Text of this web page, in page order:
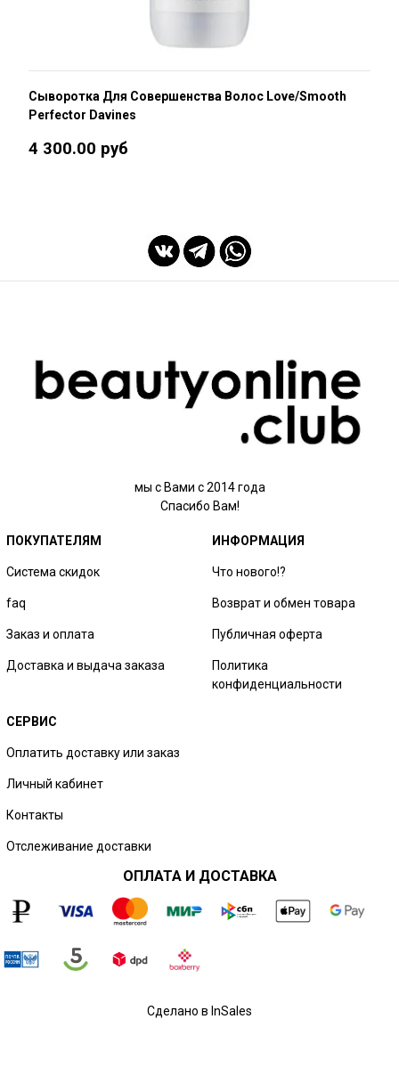
Сыворотка Для Совершенства Волос Love/Smooth
Perfector Davines
4 300.00 руб
мы с Вами с 2014 года
Спасибо Вам!
ПОКУПАТЕЛЯМ
Система скидок
faq
Заказ и оплата
Доставка и выдача заказа
ИНФОРМАЦИЯ
Что нового!?
Возврат и обмен товара
Публичная оферта
Политика
конфиденциальности
СЕРВИС
Оплатить доставку или заказ
Личный кабинет
Контакты
Отслеживание доставки
ОПЛАТА И ДОСТАВКА
Сделано в InSales